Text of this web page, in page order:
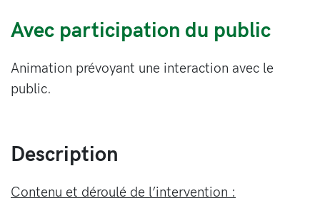
Avec participation du public
Animation prévoyant une interaction avec le
public.
Description
Contenu et déroulé de l’intervention :